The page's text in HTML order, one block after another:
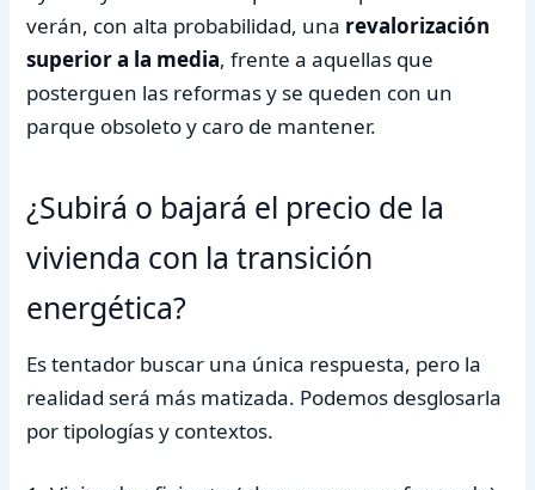
verán, con alta probabilidad, una revalorización
superior a la media, frente a aquellas que
posterguen las reformas y se queden con un
parque obsoleto y caro de mantener.
¿Subirá o bajará el precio de la
vivienda con la transición
energética?
Es tentador buscar una única respuesta, pero la
realidad será más matizada. Podemos desglosarla
por tipologías y contextos.